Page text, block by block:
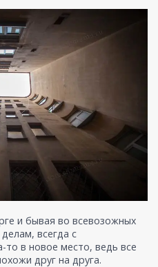
и бывая во всевозожных
всегда с
в новое место, ведь все
друг на друга.